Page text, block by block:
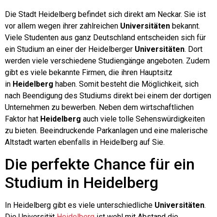
Die Stadt Heidelberg befindet sich direkt am Neckar. Sie ist
vor allem wegen ihrer zahlreichen Universitäten bekannt.
Viele Studenten aus ganz Deutschland entscheiden sich für
ein Studium an einer der Heidelberger Universitäten. Dort
werden viele verschiedene Studiengänge angeboten. Zudem
gibt es viele bekannte Firmen, die ihren Hauptsitz
in Heidelberg haben. Somit besteht die Möglichkeit, sich
nach Beendigung des Studiums direkt bei einem der dortigen
Unternehmen zu bewerben. Neben dem wirtschaftlichen
Faktor hat Heidelberg auch viele tolle Sehenswürdigkeiten
zu bieten. Beeindruckende Parkanlagen und eine malerische
Altstadt warten ebenfalls in Heidelberg auf Sie.
Die perfekte Chance für ein
Studium in Heidelberg
In Heidelberg gibt es viele unterschiedliche Universitäten.